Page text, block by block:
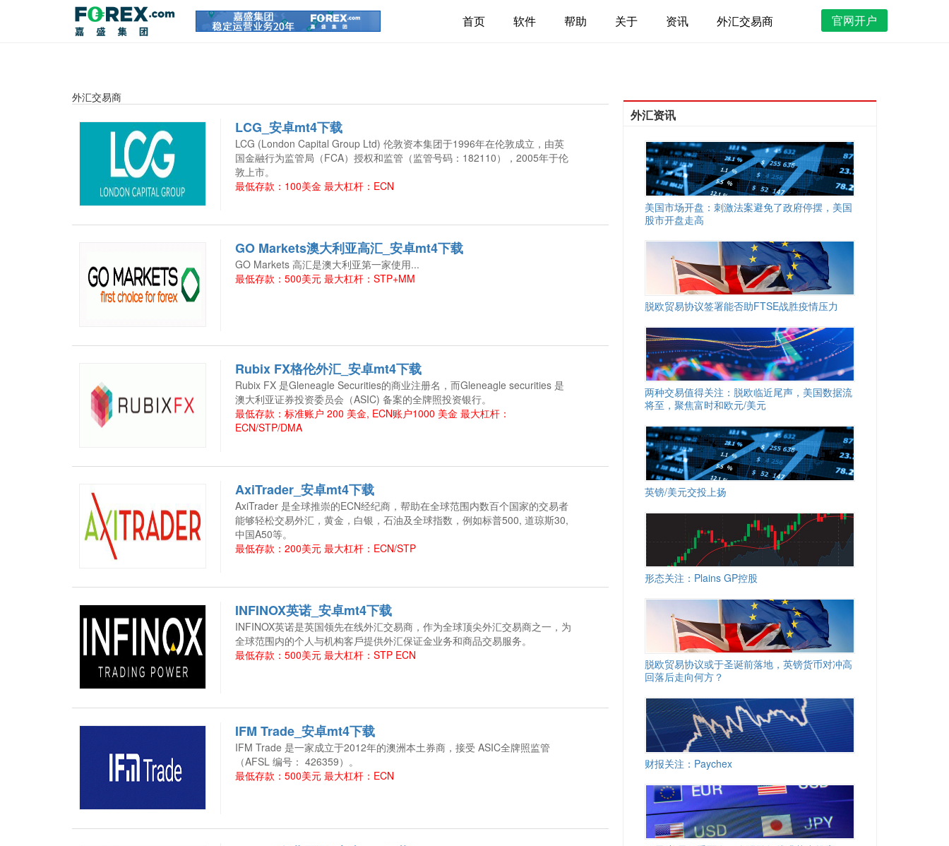
首页 软件 帮助 关于 资讯 外汇交易商 官网开户
外汇交易商
LCG_安卓mt4下载
LCG (London Capital Group Ltd) 伦敦资本集团于1996年在伦敦成立，由英
国金融行为监管局（FCA）授权和监管（监管号码：182110），2005年于伦
敦上市。
最低存款：100美金 最大杠杆：ECN
GO Markets澳大利亚高汇_安卓mt4下载
GO Markets 高汇是澳大利亚第一家使用...
最低存款：500美元 最大杠杆：STP+MM
Rubix FX格伦外汇_安卓mt4下载
Rubix FX 是Gleneagle Securities的商业注册名，而Gleneagle securities 是
澳大利亚证券投资委员会（ASIC) 备案的全牌照投资银行。
最低存款：标准账户 200 美金, ECN账户1000 美金 最大杠杆：
ECN/STP/DMA
AxiTrader_安卓mt4下载
AxiTrader 是全球推崇的ECN经纪商，帮助在全球范围内数百个国家的交易者
能够轻松交易外汇，黄金，白银，石油及全球指数，例如标普500, 道琼斯30,
中国A50等。
最低存款：200美元 最大杠杆：ECN/STP
INFINOX英诺_安卓mt4下载
INFINOX英诺是英国领先在线外汇交易商，作为全球顶尖外汇交易商之一，为
全球范围内的个人与机构客戶提供外汇保证金业务和商品交易服务。
最低存款：500美元 最大杠杆：STP ECN
IFM Trade_安卓mt4下载
IFM Trade 是一家成立于2012年的澳洲本土券商，接受 ASIC全牌照监管
（AFSL 编号： 426359）。
最低存款：500美元 最大杠杆：ECN
外汇资讯
美国市场开盘：刺激法案避免了政府停摆，美国
股市开盘走高
脱欧贸易协议签署能否助FTSE战胜疫情压力
两种交易值得关注：脱欧临近尾声，美国数据流
将至，聚焦富时和欧元/美元
英镑/美元交投上扬
形态关注：Plains GP控股
脱欧贸易协议或于圣诞前落地，英镑货币对冲高
回落后走向何方？
财报关注：Paychex